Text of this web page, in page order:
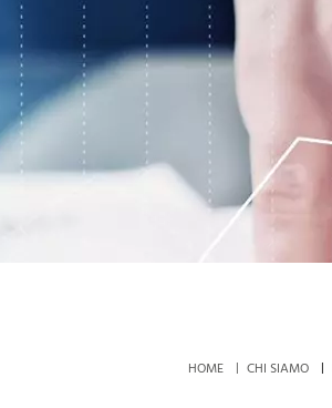
HOME CHI SIAMO